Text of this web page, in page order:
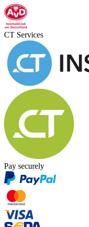
CT Services
Pay securely